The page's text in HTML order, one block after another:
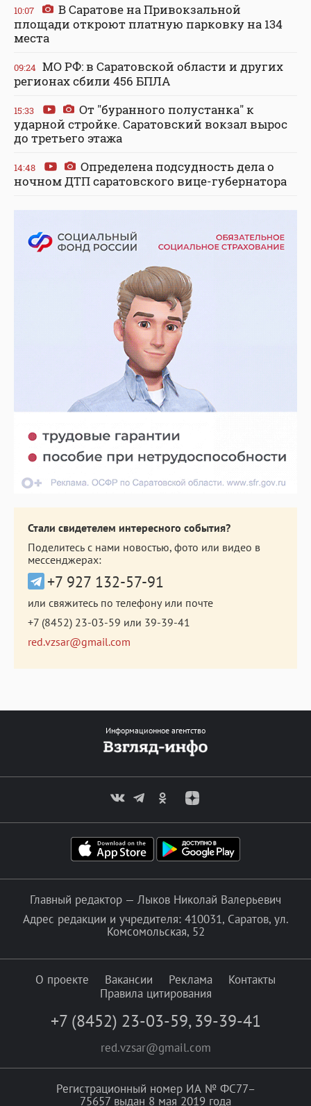
10:07
В Саратове на Привокзальной
площади откроют платную парковку на 134
места
09:24 МО РФ: в Саратовской области и других
регионах сбили 456 БПЛА
15:33
От "буранного полустанка" к
ударной стройке. Саратовский вокзал вырос
до третьего этажа
14:48
Определена подсудность дела о
ночном ДТП саратовского вице-губернатора
Стали свидетелем интересного события?
Поделитесь с нами новостью, фото или видео в
мессенджерах:
+7 927 132-57-91
или свяжитесь по телефону или почте
+7 (8452) 23-03-59 или 39-39-41
red.vzsar@gmail.com
Информационное агентство
Главный редактор — Лыков Николай Валерьевич
Адрес редакции и учредителя: 410031, Саратов, ул.
Комсомольская, 52
О проекте Вакансии Реклама
Контакты
Правила цитирования
+7 (8452) 23-03-59, 39-39-41
red.vzsar@gmail.com
Регистрационный номер ИА № ФС77–
75657 выдан 8 мая 2019 года